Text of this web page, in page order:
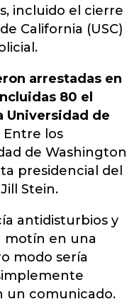
incluido el cierre
California (USC)
arrestadas en
80 el
Universidad de
Entre los
de Washington
presidencial del
Stein.
antidisturbios y
motín en una
modo sería
un comunicado.